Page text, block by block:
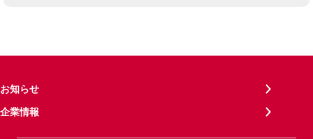
お知らせ
企業情報